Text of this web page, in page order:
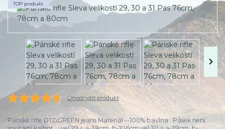
TOP produkt
Ohodnotit produkt
Pánské rifle DTGGREEN jeans Materiál --100% bavlna Pásek není